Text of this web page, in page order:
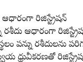
రిజిస్ట్రేషన్
రశీదు ఆధారంగా
పన్ను రశీదులను
ధ్రువీకరణతో